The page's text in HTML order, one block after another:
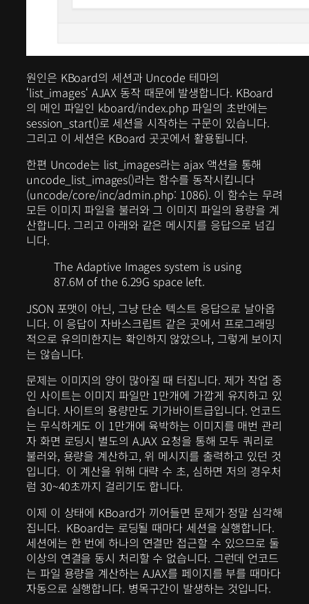
원인은 KBoard의 세션과 Uncode 테마의
‘list_images‘ AJAX 동작 때문에 발생합니다. KBoard
의 메인 파일인 kboard/index.php 파일의 초반에는
session_start()로 세션을 시작하는 구문이 있습니다.
그리고 이 세션은 KBoard 곳곳에서 활용됩니다.
한편 Uncode는 list_images라는 ajax 액션을 통해
uncode_list_images()라는 함수를 동작시킵니다
(uncode/core/inc/admin.php: 1086). 이 함수는 무려
모든 이미지 파일을 불러와 그 이미지 파일의 용량을 계
산합니다. 그리고 아래와 같은 메시지를 응답으로 넘깁
니다.
The Adaptive Images system is using
87.6M of the 6.29G space left.
JSON 포맷이 아닌, 그냥 단순 텍스트 응답으로 날아옵
니다. 이 응답이 자바스크립트 같은 곳에서 프로그래밍
적으로 유의미한지는 확인하지 않았으나, 그렇게 보이지
는 않습니다.
문제는 이미지의 양이 많아질 때 터집니다. 제가 작업 중
인 사이트는 이미지 파일만 1만개에 가깝게 유지하고 있
습니다. 사이트의 용량만도 기가바이트급입니다. 언코드
는 무식하게도 이 1만개에 육박하는 이미지를 매번 관리
자 화면 로딩시 별도의 AJAX 요청을 통해 모두 쿼리로
불러와, 용량을 계산하고, 위 메시지를 출력하고 있던 것
입니다. 이 계산을 위해 대략 수 초, 심하면 저의 경우처
럼 30~40초까지 걸리기도 합니다.
이제 이 상태에 KBoard가 끼어들면 문제가 정말 심각해
집니다. KBoard는 로딩될 때마다 세션을 실행합니다.
세션에는 한 번에 하나의 연결만 접근할 수 있으므로 둘
이상의 연결을 동시 처리할 수 없습니다. 그런데 언코드
는 파일 용량을 계산하는 AJAX를 페이지를 부를 때마다
자동으로 실행합니다. 병목구간이 발생하는 것입니다.